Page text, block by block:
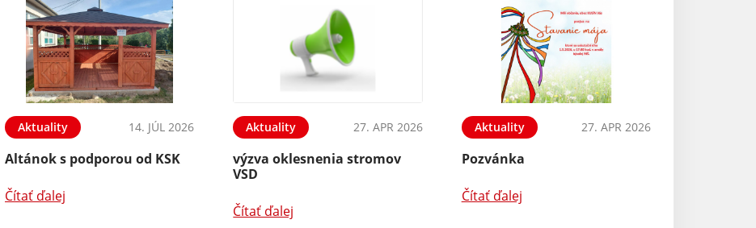
Aktuality 14. JÚL 2026
Altánok s podporou od KSK
Čítať ďalej
Aktuality 27. APR 2026
výzva oklesnenia stromov
VSD
Čítať ďalej
Aktuality 27. APR 2026
Pozvánka
Čítať ďalej